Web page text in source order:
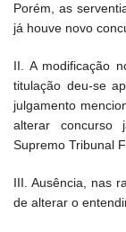
Porém, as
já houve novo
II. A modificação
titulação deu-se
julgamento
alterar concurso
Supremo Tribunal
III. Ausência, nas
de alterar o